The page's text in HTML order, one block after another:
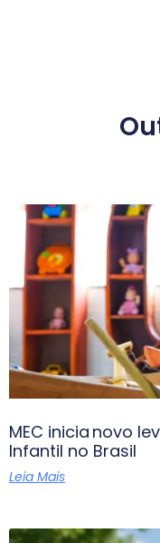
MEC inicia novo
Infantil no Brasil
Leia Mais